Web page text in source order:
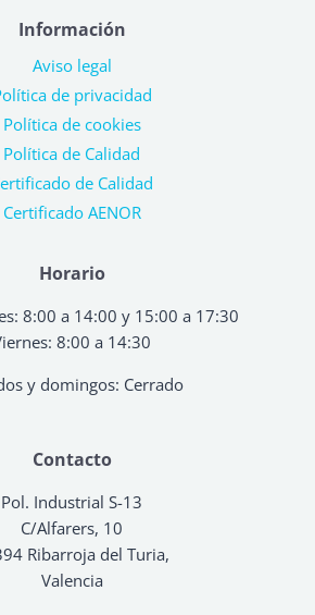
Contacto
Pol. Industrial S-13
C/Alfarers, 10
Ribarroja del Turia,
Valencia
Horario
8:00 a 14:00 y 15:00 a 17:30
8:00 a 14:30
y domingos: Cerrado
Información
Aviso legal
de privacidad
Política de cookies
Política de Calidad
de Calidad
Certificado AENOR